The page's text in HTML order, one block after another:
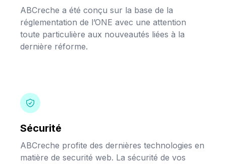
ABCreche a été conçu sur la base de la
réglementation de l’ONE avec une attention
toute particulière aux nouveautés liées à la
dernière réforme.
Sécurité
ABCreche profite des dernières technologies en
matière de securité web. La sécurité de vos